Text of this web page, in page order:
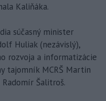
Kaliňáka.
súčasný minister
Huliak (nezávislý),
rozvoja a informatizácie
tajomník MCRŠ Martin
Šalitroš.